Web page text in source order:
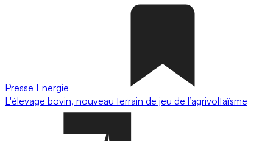
Presse Energie
L'élevage bovin, nouveau terrain de jeu de l’agrivoltaïsme